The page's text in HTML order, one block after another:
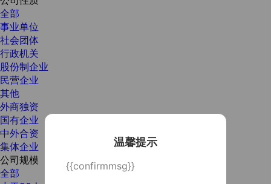
温馨提示
{{confirmmsg}}
全部
事业单位
社会团体
行政机关
股份制企业
民营企业
其他
外商独资
国有企业
中外合资
集体企业
公司规模
全部